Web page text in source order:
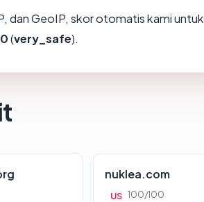
dan GeoIP, skor otomatis kami untuk
(very_safe).
nuklea.com
US 100/100